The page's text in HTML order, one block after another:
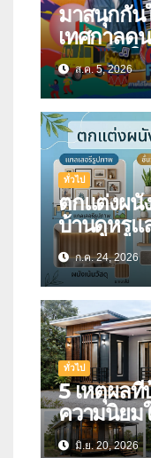
มาสนุกกัน
เทศกาลด
แห่งภาคใ
ส.ค. 5, 2026
ทั่วไป
ตกแต่งผนั
บ้านดูหรูแ
ก.ค. 24, 2026
ทั่วไป
5 เหตุผล
ความนิยม
มิ.ย. 20, 2026